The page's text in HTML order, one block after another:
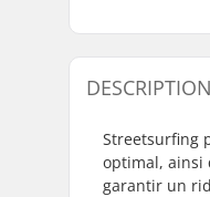
DESCRIPTION
Streetsurfing
optimal, ainsi
garantir un